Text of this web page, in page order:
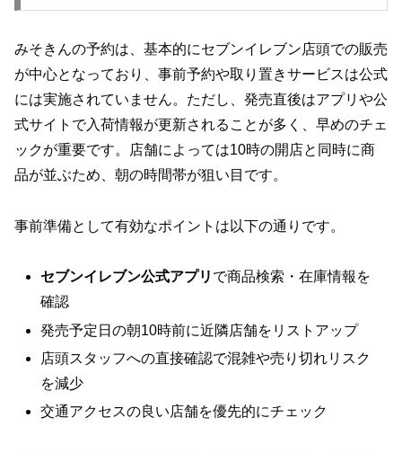
みそきんの予約は、基本的にセブンイレブン店頭での販売
が中心となっており、事前予約や取り置きサービスは公式
には実施されていません。ただし、発売直後はアプリや公
式サイトで入荷情報が更新されることが多く、早めのチェ
ックが重要です。店舗によっては10時の開店と同時に商
品が並ぶため、朝の時間帯が狙い目です。
事前準備として有効なポイントは以下の通りです。
セブンイレブン公式アプリ で商品検索・在庫情報を
確認
発売予定日の朝10時前に近隣店舗をリストアップ
店頭スタッフへの直接確認で混雑や売り切れリスク
を減少
交通アクセスの良い店舗を優先的にチェック